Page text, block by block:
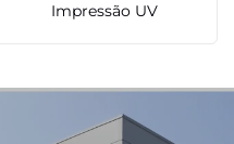
Impressão UV